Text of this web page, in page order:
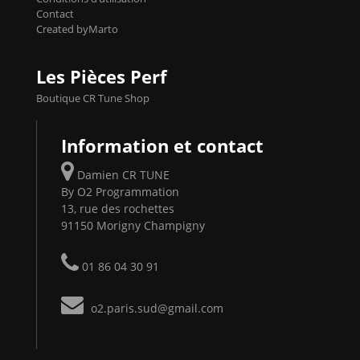
Contact
Created byMarto
Les Pièces Perf
Boutique CR Tune Shop
Information et contact
Damien CR TUNE
By O2 Programmation
13, rue des rochettes
91150 Morigny Champigny
01 86 04 30 91
o2.paris.sud@gmail.com